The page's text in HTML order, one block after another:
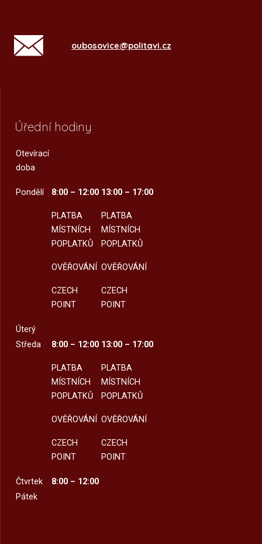
oubosovice@politavi.cz
Úřední hodiny
Otevírací
doba
Pondělí 8:00 – 12:00
PLATBA
MÍSTNÍCH
POPLATKŮ
OVĚŘOVÁNÍ
CZECH
POINT
13:00 – 17:00
PLATBA
MÍSTNÍCH
POPLATKŮ
OVĚŘOVÁNÍ
CZECH
POINT
Úterý
Středa
8:00 – 12:00
PLATBA
MÍSTNÍCH
POPLATKŮ
OVĚŘOVÁNÍ
CZECH
POINT
13:00 – 17:00
PLATBA
MÍSTNÍCH
POPLATKŮ
OVĚŘOVÁNÍ
CZECH
POINT
Čtvrtek
8:00 – 12:00
Pátek